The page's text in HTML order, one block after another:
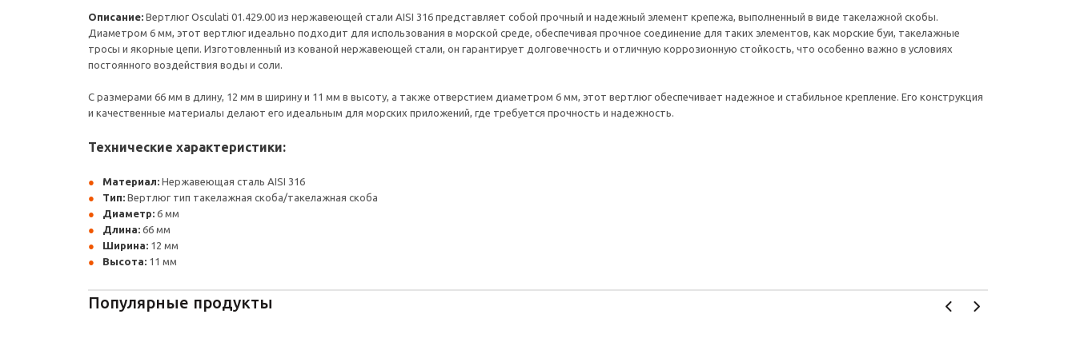
Описание: Вертлюг Osculati 01.429.00 из нержавеющей стали AISI 316 представляет собой прочный и надежный элемент крепежа, выполненный в виде такелажной скобы.
Диаметром 6 мм, этот вертлюг идеально подходит для использования в морской среде, обеспечивая прочное соединение для таких элементов, как морские буи, такелажные
тросы и якорные цепи. Изготовленный из кованой нержавеющей стали, он гарантирует долговечность и отличную коррозионную стойкость, что особенно важно в условиях
постоянного воздействия воды и соли.
С размерами 66 мм в длину, 12 мм в ширину и 11 мм в высоту, а также отверстием диаметром 6 мм, этот вертлюг обеспечивает надежное и стабильное крепление. Его конструкция
и качественные материалы делают его идеальным для морских приложений, где требуется прочность и надежность.
Технические характеристики:
Материал: Нержавеющая сталь AISI 316
Тип: Вертлюг тип такелажная скоба/такелажная скоба
Диаметр: 6 мм
Длина: 66 мм
Ширина: 12 мм
Высота: 11 мм
Популярные продукты